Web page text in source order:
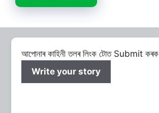
আপোনাৰ কাহিনী তলৰ লিংক টোত Submit কৰক
Write your story